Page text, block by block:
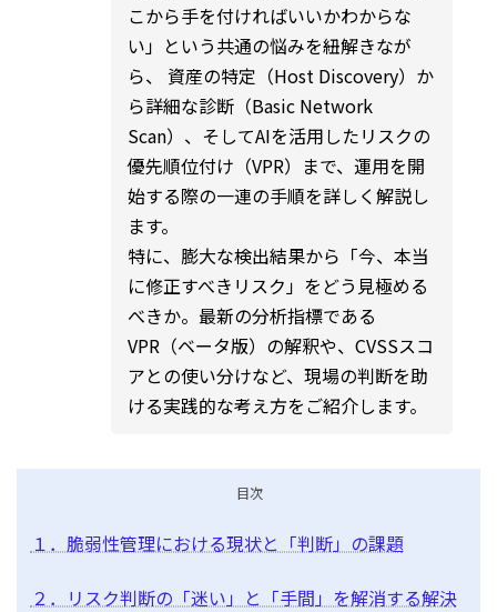
こから手を付ければいいかわからな
い」という共通の悩みを紐解きなが
ら、 資産の特定（Host Discovery）か
ら詳細な診断（Basic Network
Scan）、そしてAIを活用したリスクの
優先順位付け（VPR）まで、運用を開
始する際の一連の手順を詳しく解説し
ます。
特に、膨大な検出結果から「今、本当
に修正すべきリスク」をどう見極める
べきか。最新の分析指標である
VPR（ベータ版）の解釈や、CVSSスコ
アとの使い分けなど、現場の判断を助
ける実践的な考え方をご紹介します。
目次
１．脆弱性管理における現状と「判断」の課題
２．リスク判断の「迷い」と「手間」を解消する解決